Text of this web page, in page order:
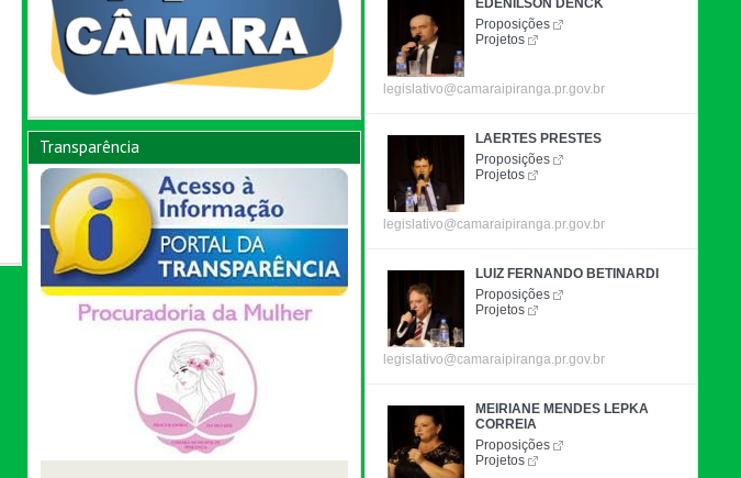
EDENILSON DENCK
Proposições
Projetos
legislativo@camaraipiranga.pr.gov.br
LAERTES PRESTES
Proposições
Projetos
legislativo@camaraipiranga.pr.gov.br
LUIZ FERNANDO BETINARDI
Proposições
Projetos
legislativo@camaraipiranga.pr.gov.br
MEIRIANE MENDES LEPKA
CORREIA
Proposições
Projetos
Transparência